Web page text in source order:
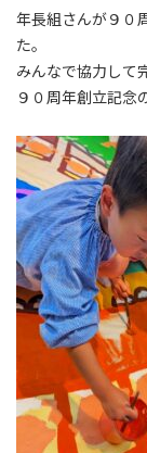
年長組さんが９０
た。
みんなで協力して
９０周年創立記念